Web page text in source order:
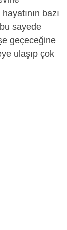
bazı
sayede
geçeceğine
ulaşıp çok